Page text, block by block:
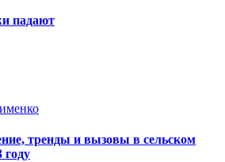
падают
тренды и вызовы в сельском
году